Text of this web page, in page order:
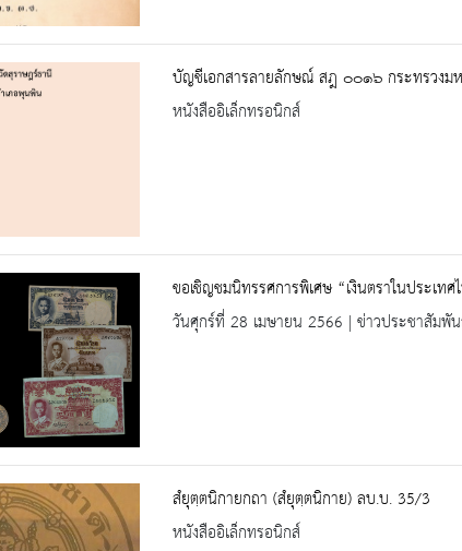
บัญชีเอกสารลายลักษณ์ สฎ ๐๐๑๖ กระทรวงม
หนังสืออิเล็กทรอนิกส์
ขอเชิญชมนิทรรศการพิเศษ “เงินตราในประเท
วันศุกร์ที่ 28 เมษายน 2566 | ข่าวประชาสัมพั
สํยุตฺตนิกายกถา (สํยุตฺตนิกาย) ลบ.บ. 35/3
หนังสืออิเล็กทรอนิกส์